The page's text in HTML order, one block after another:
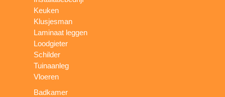
Keuken
Klusjesman
Laminaat leggen
Loodgieter
Schilder
Tuinaanleg
Vloeren
Badkamer